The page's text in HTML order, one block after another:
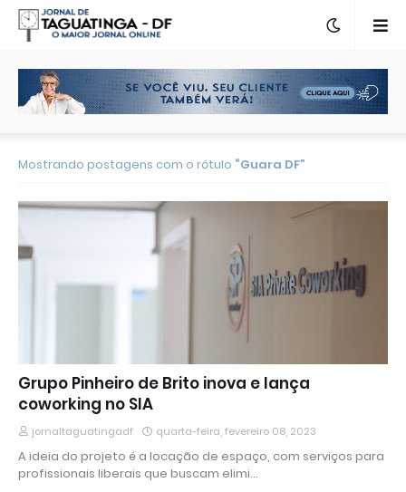
Mostrando postagens com o rótulo Guara DF
Grupo Pinheiro de Brito inova e lança
coworking no SIA
jornaltaguatingadf quarta-feira, fevereiro 08, 2023
A ideia do projeto é a locação de espaço, com serviços para
profissionais liberais que buscam elimi…